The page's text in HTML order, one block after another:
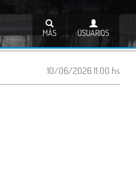
USUARIOS
MÁS
10/06/2026 11:00 hs